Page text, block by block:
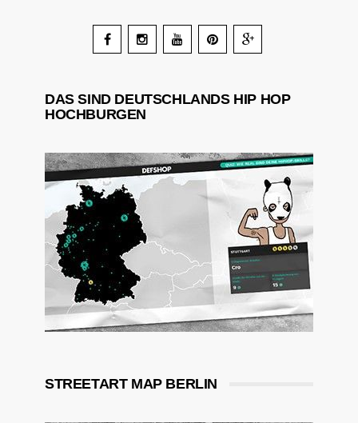
DAS SIND DEUTSCHLANDS HIP HOP
HOCHBURGEN
STREETART MAP BERLIN